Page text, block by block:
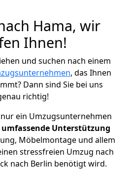
Hama, wir
Ihnen!
und suchen nach einem
, das Ihnen
Dann sind Sie bei uns
richtig!
ein Umzugsunternehmen
umfassende Unterstützung
Möbelmontage und allem
stressfreien Umzug nach
nach Berlin benötigt wird.